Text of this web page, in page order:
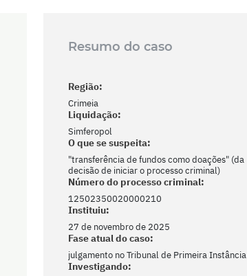
Resumo do caso
Região:
Crimeia
Liquidação:
Simferopol
O que se suspeita:
"transferência de fundos como doações" (da
decisão de iniciar o processo criminal)
Número do processo criminal:
12502350020000210
Instituiu:
27 de novembro de 2025
Fase atual do caso:
julgamento no Tribunal de Primeira Instância
Investigando: